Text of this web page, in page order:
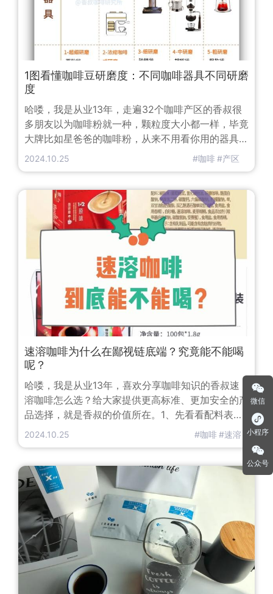
1图看懂咖啡豆研磨度：不同咖啡器具不同研磨
度
哈喽，我是从业13年，走遍32个咖啡产区的香叔很
多朋友以为咖啡粉就一种，颗粒度大小都一样，毕竟
大牌比如星爸爸的咖啡粉，从来不用看你用的器具是
啥。一种颗粒度，对于品牌标准化来说会非常容易，
啡有很大的影响，就拿手冲咖啡来说，如果磨得太
细，水和咖啡粉表面接触过多，易萃取出太多杂质和
苦味，但若是磨得太粗，水粉接触不
2024.10.25 #咖啡#产区
速溶咖啡为什么在鄙视链底端？究竟能不能喝
呢？
哈喽，我是从业13年，喜欢分享咖啡知识的香叔速
溶咖啡怎么选？给大家提供更高标准、更加安全的产
品选择，就是香叔的价值所在。1、先看看配料表。
选速溶咖啡的时候，香叔告诉你，一定要注意看配料
料。比如图二图三，排位第一二的就是白砂糖和植脂
末，速溶咖啡粉排在最后，这其实都不是咖啡，是咖
啡味的糖水。香叔并不是说见到这些成分就千万别
喝，有毒！而是说既然能避免，为什么不
2024.10.25 #咖啡#速溶
微信
小程序
公众号